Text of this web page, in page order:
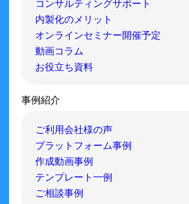
内製化のメリット
オンラインセミナー開催予定
動画コラム
お役立ち資料
事例紹介
ご利用会社様の声
プラットフォーム事例
作成動画事例
テンプレート一例
ご相談事例